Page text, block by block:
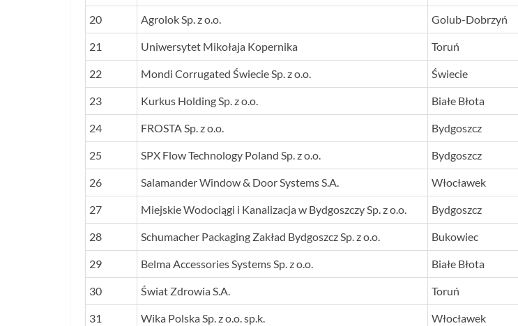
20 Agrolok Sp. z o.o. Golub-Dobrzyń
21 Uniwersytet Mikołaja Kopernika Toruń
22 Mondi Corrugated Świecie Sp. z o.o. Świecie
23 Kurkus Holding Sp. z o.o. Białe Błota
24 FROSTA Sp. z o.o. Bydgoszcz
25 SPX Flow Technology Poland Sp. z o.o. Bydgoszcz
26 Salamander Window & Door Systems S.A. Włocławek
27 Miejskie Wodociągi i Kanalizacja w Bydgoszczy Sp. z o.o. Bydgoszcz
28 Schumacher Packaging Zakład Bydgoszcz Sp. z o.o. Bukowiec
29 Belma Accessories Systems Sp. z o.o. Białe Błota
30 Świat Zdrowia S.A. Toruń
31 Wika Polska Sp. z o.o. sp.k. Włocławek